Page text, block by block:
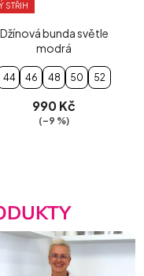
STŘIH
Džínová bunda světle
modrá
44 46 48 50 52
990 Kč
(–9 %)